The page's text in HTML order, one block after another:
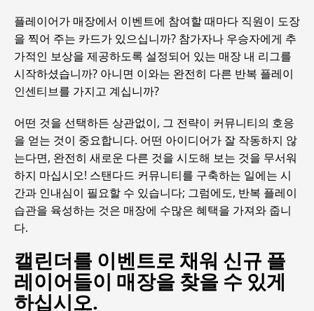
플레이어가 매장에서 이벤트에 참여할 때마다 직원이 도장
을 찍어 주는 카드가 있으십니까? 참가자나 우승자에게 추
가적인 보상을 제공하도록 설정되어 있는 매장 내 리그를
시작하셨습니까? 아니면 이와는 완전히 다른 반복 플레이
인센티브를 가지고 계십니까?
어떤 것을 선택하든 상관없이, 그 전략이 커뮤니티의 호응
을 얻는 것이 중요합니다. 어떤 아이디어가 잘 작동하지 않
는다면, 완전히 새로운 다른 것을 시도해 보는 것을 무서워
하지 마십시오! 스탠다드 커뮤니티를 구축하는 일에는 시
간과 인내심이 필요할 수 있습니다; 그럼에도, 반복 플레이
습관을 육성하는 것은 매장에 수많은 혜택을 가져와 줍니
다.
캘린더를 이벤트로 채워 신규 플
레이어들이 매장을 찾을 수 있게
하십시오.